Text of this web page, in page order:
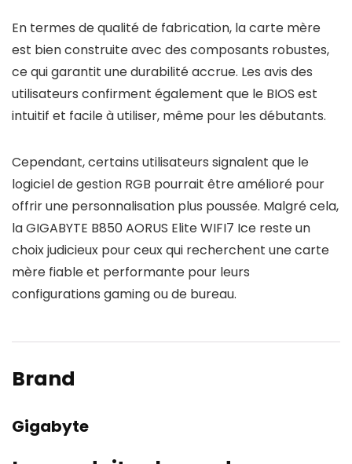
En termes de qualité de fabrication, la carte mère
est bien construite avec des composants robustes,
ce qui garantit une durabilité accrue. Les avis des
utilisateurs confirment également que le BIOS est
intuitif et facile à utiliser, même pour les débutants.
Cependant, certains utilisateurs signalent que le
logiciel de gestion RGB pourrait être amélioré pour
offrir une personnalisation plus poussée. Malgré cela,
la GIGABYTE B850 AORUS Elite WIFI7 Ice reste un
choix judicieux pour ceux qui recherchent une carte
mère fiable et performante pour leurs
configurations gaming ou de bureau.
Brand
Gigabyte